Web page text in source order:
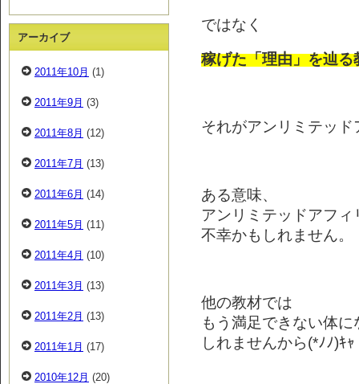
ではなく
稼げた「理由」を辿る
それがアンリミテッ
ある意味、
アンリミテッドアフ
不幸かもしれません。
他の教材では
もう満足できない体
しれませんから(*ﾉﾉ)ｷｬ
アーカイブ
2011年10月 (1)
2011年9月 (3)
2011年8月 (12)
2011年7月 (13)
2011年6月 (14)
2011年5月 (11)
2011年4月 (10)
2011年3月 (13)
2011年2月 (13)
2011年1月 (17)
2010年12月 (20)